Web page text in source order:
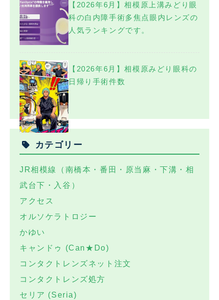
【2026年6月】相模原上溝みどり眼
科の白内障手術多焦点眼内レンズの
人気ランキングです。
【2026年6月】相模原みどり眼科の
日帰り手術件数
カテゴリー
JR相模線（南橋本・番田・原当麻・下溝・相
武台下・入谷）
アクセス
オルソケラトロジー
かゆい
キャンドゥ (Can★Do)
コンタクトレンズネット注文
コンタクトレンズ処方
セリア (Seria)